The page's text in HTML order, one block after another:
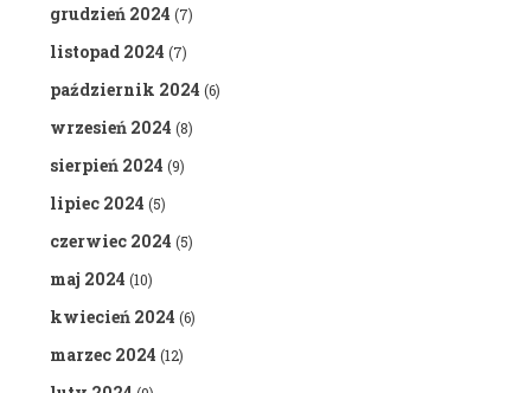
grudzień 2024 (7)
listopad 2024 (7)
październik 2024 (6)
wrzesień 2024 (8)
sierpień 2024 (9)
lipiec 2024 (5)
czerwiec 2024 (5)
maj 2024 (10)
kwiecień 2024 (6)
marzec 2024 (12)